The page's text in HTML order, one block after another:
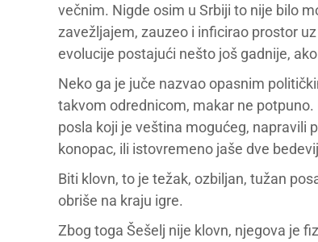
večnim. Nigde osim u Srbiji to nije bilo
zavežljajem, zauzeo i inficirao prostor
evolucije postajući nešto još gadnije,
Neko ga je juče nazvao opasnim
takvom odrednicom, makar ne
posla koji je veština mogućeg, napravili
konopac, ili istovremeno jaše dve
Biti klovn, to je težak, ozbiljan, tužan
obriše na kraju igre.
Zbog toga Šešelj nije klovn, njegova je